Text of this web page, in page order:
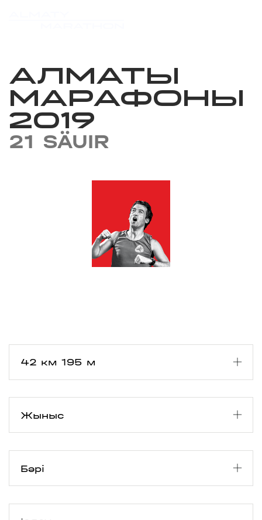
АЛМАТЫ
МАРАФОНЫ
2019
21 SÄUIR